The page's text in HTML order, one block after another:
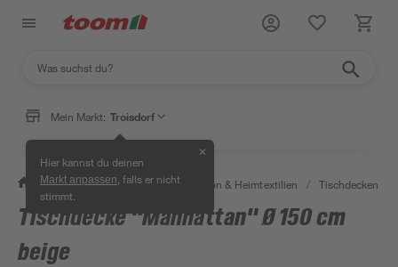
Mein Markt: Troisdorf
Hier kannst du deinen
Markt anpassen , falls er nicht
stimmt.
✕
/ Wohnen & Haushalt / Dekoration & Heimtextilien / Tischdecken &
Tischdecke "Manhattan" Ø 150 cm
beige